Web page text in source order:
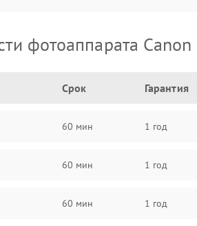
фотоаппарата Canon
Срок Гарантия
60 мин 1 год
60 мин 1 год
60 мин 1 год